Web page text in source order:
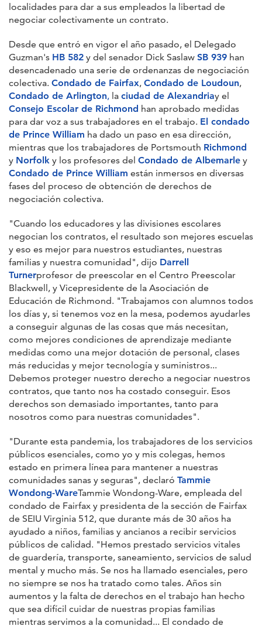
localidades para dar a sus empleados la libertad de
negociar colectivamente un contrato.
Desde que entró en vigor el año pasado, el Delegado
Guzman's HB 582 y del senador Dick Saslaw SB 939 han
desencadenado una serie de ordenanzas de negociación
colectiva. Condado de Fairfax, Condado de Loudoun,
Condado de Arlington, la ciudad de Alexandriay el
Consejo Escolar de Richmond han aprobado medidas
para dar voz a sus trabajadores en el trabajo. El condado
de Prince William ha dado un paso en esa dirección,
mientras que los trabajadores de Portsmouth Richmond
y Norfolk y los profesores del Condado de Albemarle y
Condado de Prince William están inmersos en diversas
fases del proceso de obtención de derechos de
negociación colectiva.
"Cuando los educadores y las divisiones escolares
negocian los contratos, el resultado son mejores escuelas
y eso es mejor para nuestros estudiantes, nuestras
familias y nuestra comunidad", dijo Darrell
Turnerprofesor de preescolar en el Centro Preescolar
Blackwell, y Vicepresidente de la Asociación de
Educación de Richmond. "Trabajamos con alumnos todos
los días y, si tenemos voz en la mesa, podemos ayudarles
a conseguir algunas de las cosas que más necesitan,
como mejores condiciones de aprendizaje mediante
medidas como una mejor dotación de personal, clases
más reducidas y mejor tecnología y suministros...
Debemos proteger nuestro derecho a negociar nuestros
contratos, que tanto nos ha costado conseguir. Esos
derechos son demasiado importantes, tanto para
nosotros como para nuestras comunidades".
"Durante esta pandemia, los trabajadores de los servicios
públicos esenciales, como yo y mis colegas, hemos
estado en primera línea para mantener a nuestras
comunidades sanas y seguras", declaró Tammie
Wondong-WareTammie Wondong-Ware, empleada del
condado de Fairfax y presidenta de la sección de Fairfax
de SEIU Virginia 512, que durante más de 30 años ha
ayudado a niños, familias y ancianos a recibir servicios
públicos de calidad. "Hemos prestado servicios vitales
de guardería, transporte, saneamiento, servicios de salud
mental y mucho más. Se nos ha llamado esenciales, pero
no siempre se nos ha tratado como tales. Años sin
aumentos y la falta de derechos en el trabajo han hecho
que sea difícil cuidar de nuestras propias familias
mientras servimos a la comunidad... El condado de